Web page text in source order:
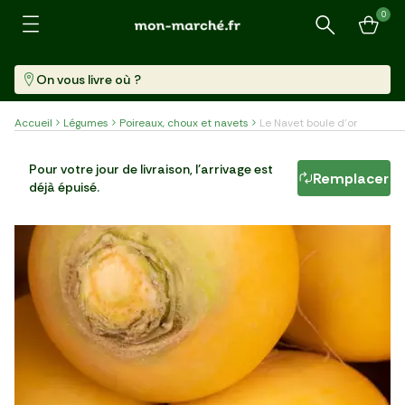
Recherche
0
On vous livre où ?
Accueil Légumes Poireaux, choux et navets Le Navet boule d'or
Par 2 (380 G) 2,99 €/kg
Pour votre jour de livraison, l'arrivage est
déjà épuisé.
Remplacer